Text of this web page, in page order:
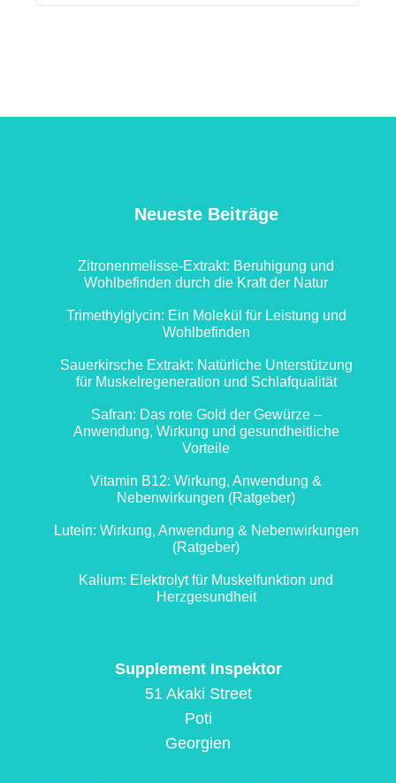
Neueste Beiträge
Zitronenmelisse-Extrakt: Beruhigung und
Wohlbefinden durch die Kraft der Natur
Trimethylglycin: Ein Molekül für Leistung und
Wohlbefinden
Sauerkirsche Extrakt: Natürliche Unterstützung
für Muskelregeneration und Schlafqualität
Safran: Das rote Gold der Gewürze –
Anwendung, Wirkung und gesundheitliche
Vorteile
Vitamin B12: Wirkung, Anwendung &
Nebenwirkungen (Ratgeber)
Lutein: Wirkung, Anwendung & Nebenwirkungen
(Ratgeber)
Kalium: Elektrolyt für Muskelfunktion und
Herzgesundheit
Supplement Inspektor
51 Akaki Street
Poti
Georgien